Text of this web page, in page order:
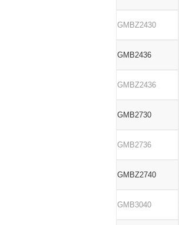
GMBZ2430
GMB2436
GMBZ2436
GMB2730
GMB2736
GMBZ2740
GMB3040